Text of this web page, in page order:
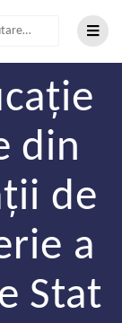
din
de
a
Stat